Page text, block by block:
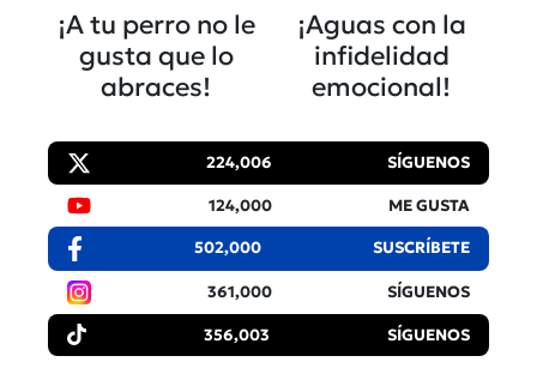
¡A tu perro no le
gusta que lo
abraces!
¡Aguas con la
infidelidad
emocional!
224,006 SÍGUENOS
124,000 ME GUSTA
502,000 SUSCRÍBETE
361,000 SÍGUENOS
356,003 SÍGUENOS